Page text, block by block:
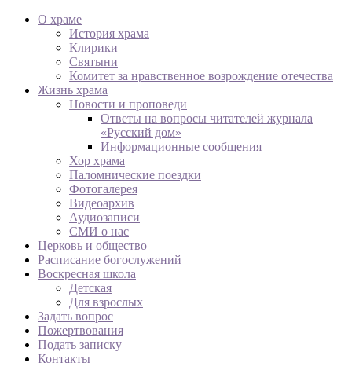
О храме
История храма
Клирики
Святыни
Комитет за нравственное возрождение отечества
Жизнь храма
Новости и проповеди
Ответы на вопросы читателей журнала
«Русский дом»
Информационные сообщения
Хор храма
Паломнические поездки
Фотогалерея
Видеоархив
Аудиозаписи
СМИ о нас
Церковь и общество
Расписание богослужений
Воскресная школа
Детская
Для взрослых
Задать вопрос
Пожертвования
Подать записку
Контакты